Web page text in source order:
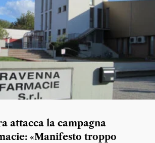
attacca la campagna
«Manifesto troppo